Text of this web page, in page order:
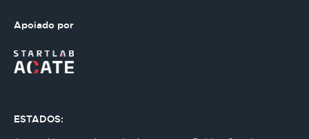
Apoiado por
ESTADOS: